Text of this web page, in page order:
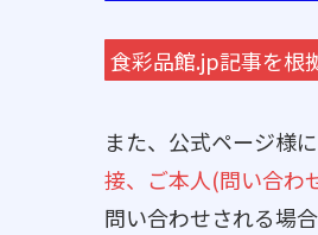
食彩品館.jp記事を根
また、公式ページ様
接、ご本人(問い合わ
問い合わせされる場